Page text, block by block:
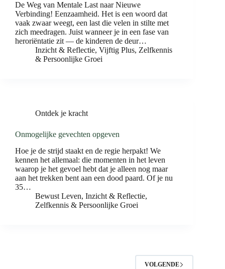
De Weg van Mentale Last naar Nieuwe
Verbinding! Eenzaamheid. Het is een woord dat
vaak zwaar weegt, een last die velen in stilte met
zich meedragen. Juist wanneer je in een fase van
heroriëntatie zit — de kinderen de deur…
Inzicht & Reflectie, Vijftig Plus, Zelfkennis
& Persoonlijke Groei
Ontdek je kracht
Onmogelijke gevechten opgeven
Hoe je de strijd staakt en de regie herpakt! We
kennen het allemaal: die momenten in het leven
waarop je het gevoel hebt dat je alleen nog maar
aan het trekken bent aan een dood paard. Of je nu
35…
Bewust Leven, Inzicht & Reflectie,
Zelfkennis & Persoonlijke Groei
VOLGENDE